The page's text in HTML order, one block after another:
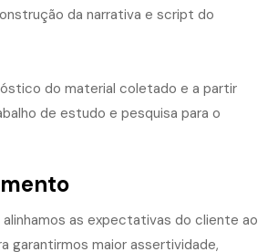
da narrativa e script do
do material coletado e a partir
de estudo e pesquisa para o
as expectativas do cliente ao
garantirmos maior assertividade,